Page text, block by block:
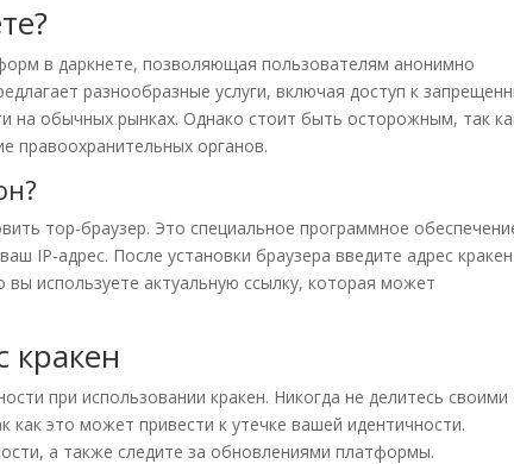
в даркнете, позволяющая пользователям анонимно
разнообразные услуги, включая доступ к
на обычных рынках. Однако стоит быть осторожным, так
правоохранительных органов.
тор-браузер. Это специальное программное
IP-адрес. После установки браузера введите адрес кракен
используете актуальную ссылку, которая может
кракен
при использовании кракен. Никогда не делитесь своими
это может привести к утечке вашей идентичности.
а также следите за обновлениями платформы.